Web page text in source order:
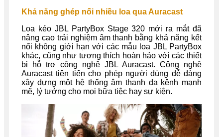
Khả năng ghép nối nhiều loa qua Auracast
Loa kéo JBL PartyBox Stage 320 mới ra mắt đã
nâng cao trải nghiệm âm thanh bằng khả năng kết
nối không giới hạn với các mẫu loa JBL PartyBox
khác, cũng như tương thích hoàn hảo với các thiết
bị hỗ trợ công nghệ JBL Auracast. Công nghệ
Auracast tiên tiến cho phép người dùng dễ dàng
xây dựng một hệ thống âm thanh đa kênh mạnh
mẽ, lý tưởng cho mọi bữa tiệc hay sự kiện.